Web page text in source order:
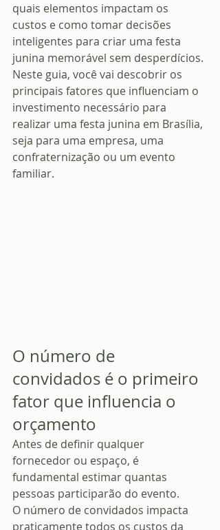
quais elementos impactam os
custos e como tomar decisões
inteligentes para criar uma festa
junina memorável sem desperdícios.
Neste guia, você vai descobrir os
principais fatores que influenciam o
investimento necessário para
realizar uma festa junina em Brasília,
seja para uma empresa, uma
confraternização ou um evento
familiar.
O número de
convidados é o primeiro
fator que influencia o
orçamento
Antes de definir qualquer
fornecedor ou espaço, é
fundamental estimar quantas
pessoas participarão do evento.
O número de convidados impacta
praticamente todos os custos da